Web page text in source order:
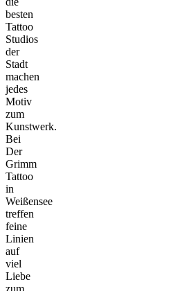
besten
Tattoo
Studios
der
Stadt
machen
jedes
Motiv
zum
Kunstwerk.
Bei
Der
Grimm
Tattoo
in
Weißensee
treffen
feine
Linien
auf
viel
Liebe
zum